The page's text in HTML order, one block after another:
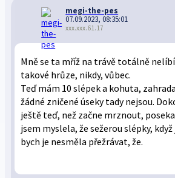
megi-the-pes
07.09.2023, 08:35:01
xxx.xxx.61.17
Mně se ta mříž na trávě totálně
takové hrůze, nikdy, vůbec.
Teď mám 10 slépek a kohuta,
žádné zničené úseky tady nejsou.
ještě teď, než začne mrznout,
jsem myslela, že sežerou slépky,
bych je nesměla přežrávat, že.